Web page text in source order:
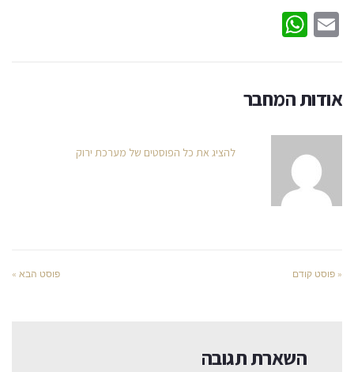
Email
אודות המחבר
להציג את כל הפוסטים של מערכת ירוק
« פוסט קודם פוסט הבא »
השארת תגובה